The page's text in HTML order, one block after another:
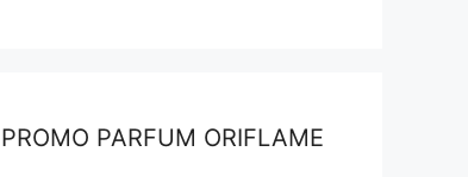
PROMO PARFUM ORIFLAME